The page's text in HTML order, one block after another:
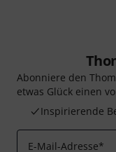
Abonniere den
etwas Glück einen
Inspirierende
E-Mail-Adresse*